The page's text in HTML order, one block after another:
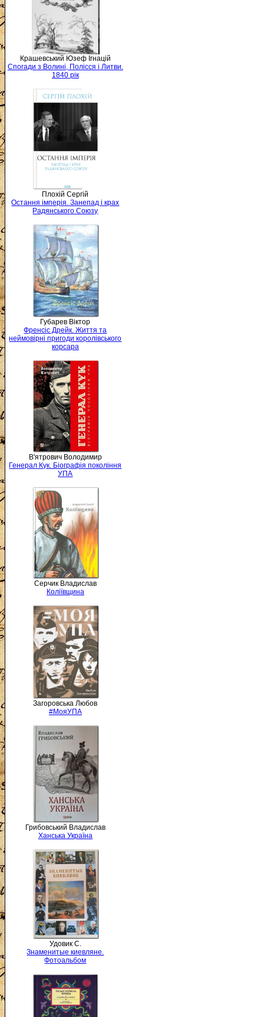
Крашевський Юзеф Ігнацій
Спогади з Волині, Полісся і Литви.
1840 рік
Плохій Сергій
Остання імперія. Занепад і крах
Радянського Союзу
Губарев Віктор
Френсіс Дрейк. Життя та
неймовірні пригоди королівського
корсара
В'ятрович Володимир
Генерал Кук. Біографія покоління
УПА
Серчик Владислав
Коліївщина
Загоровська Любов
#МояУПА
Грибовський Владислав
Ханська Україна
Удовик С.
Знаменитые киевляне.
Фотоальбом